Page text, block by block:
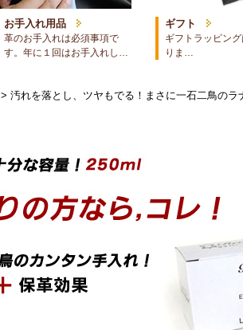
お手入れ用品
革のお手入れは必須事項で
す。年に１回はお手入れし…
ギフト
ギフトラッピン
りま…
> 汚れを落とし、ツヤもでる！まさに一石二鳥のラ